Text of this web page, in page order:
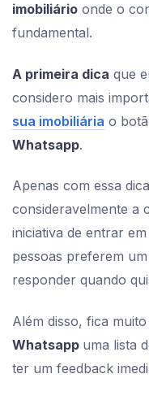
imobiliário onde o
fundamental.
A primeira dica que
considero mais
sua imobiliária o
Whatsapp.
Apenas com essa
consideravelmente a
iniciativa de entrar
pessoas preferem
responder quando
Além disso, fica
Whatsapp uma lista
ter um feedback